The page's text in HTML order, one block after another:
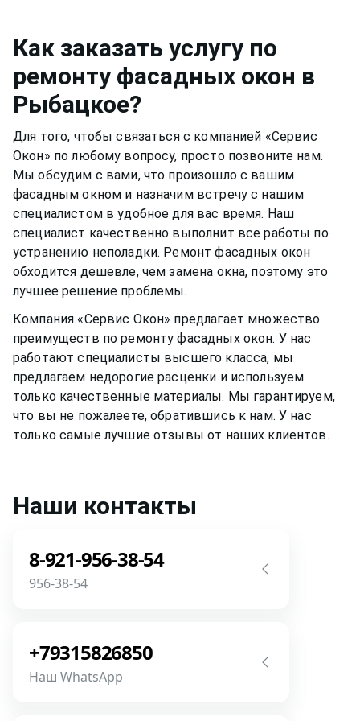
или резиновый уплотнитель. Вещества, которые
разбавлены в растворе, могут испортить
качество материала рамы или резину.
скапливалась пыль.Если уделять хотя бы немного
времени,фасадное окноможет прослужить вам
долгими тихими и теплыми годами.
Как заказать услугу по
ремонту фасадных окон в
Рыбацкое?
Для того, чтобы связаться с компанией «Сервис
Окон» по любому вопросу, просто позвоните нам.
Мы обсудим с вами, что произошло с вашим
фасадным окном и назначим встречу с нашим
специалистом в удобное для вас время. Наш
специалист качественно выполнит все работы по
устранению неполадки. Ремонтфасадных окон
обходится дешевле, чем замена окна, поэтому это
лучшее решение проблемы.
Компания «Сервис Окон» предлагает множество
преимуществ по ремонту фасадных окон. У нас
работают специалисты высшего класса, мы
предлагаем недорогие расценки и используем
только качественные материалы. Мы гарантируем,
что вы не пожалеете, обратившись к нам. У нас
только самые лучшие отзывы от наших клиентов.
Наши контакты
8-921-956-38-54
956-38-54
роботов и автоответчиков!
+79315826850
Наш WhatsApp